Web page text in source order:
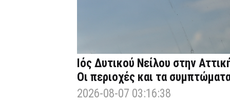
Ιός Δυτικού Νείλου στην
Οι περιοχές και τα
2026-08-07 03:16:38